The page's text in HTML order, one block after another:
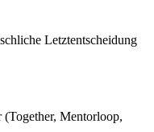
Letztentscheidung
Mentorloop,